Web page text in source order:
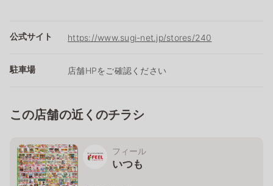
公式サイト https://www.sugi-net.jp/stores/240
駐車場 店舗HPをご確認ください
この店舗の近くのチラシ
フィール
いつも